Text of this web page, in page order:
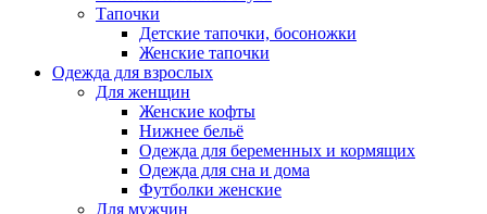
Тапочки
Детские тапочки, босоножки
Женские тапочки
Одежда для взрослых
Для женщин
Женские кофты
Нижнее бельё
Одежда для беременных и кормящих
Одежда для сна и дома
Футболки женские
Для мужчин